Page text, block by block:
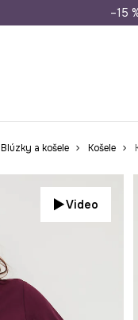
Doprava
–15
Blúzky a košele Košele
Video